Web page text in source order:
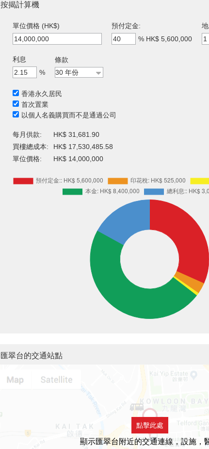
按揭計算機
單位價格 (HK$)
預付定金:
% HK$ 5,600,000
利息
%
條款
香港永久居民
首次置業
以個人名義購買而不是通過公司
每月供款:
HK$ 31,681.90
買樓總成本:
HK$ 17,530,485.58
單位價格:
HK$ 14,000,000
匯翠台的交通站點
點擊此處
顯示匯翠台附近的交通連線，設施，